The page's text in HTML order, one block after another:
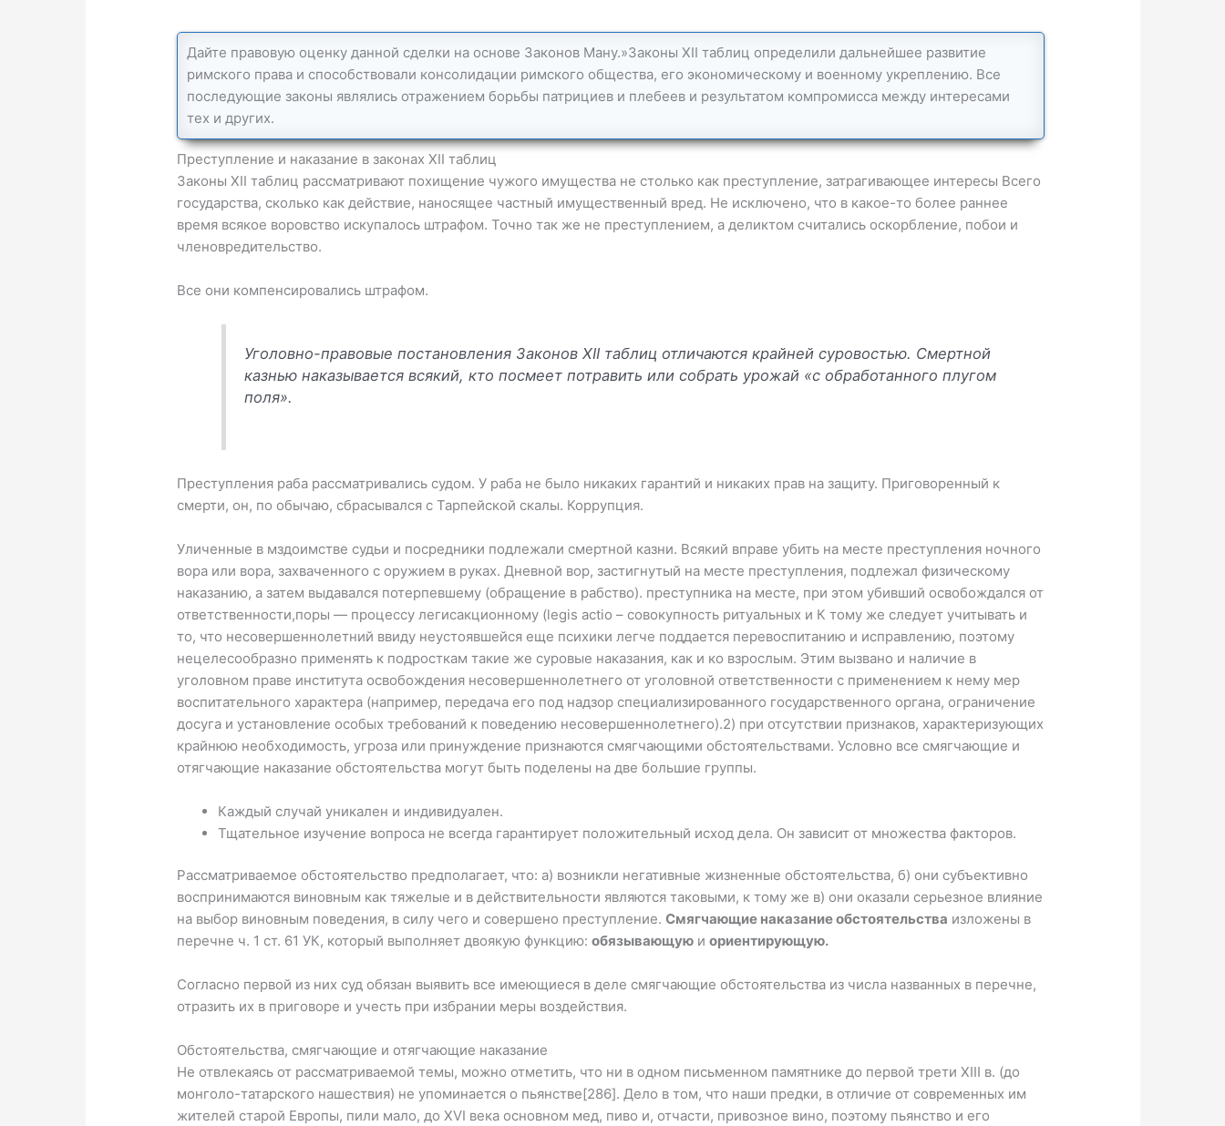
Дайте правовую оценку данной сделки на основе Законов Ману.»Законы XII таблиц определили дальнейшее развитие
римского права и способствовали консолидации римского общества, его экономическому и военному укреплению. Все
последующие законы являлись отражением борьбы патрициев и плебеев и результатом компромисса между интересами
тех и других.
Преступление и наказание в законах XII таблиц
Законы XII таблиц рассматривают похищение чужого имущества не столько как преступление, затрагивающее интересы Всего
государства, сколько как действие, наносящее частный имущественный вред. Не исключено, что в какое-то более раннее
время всякое воровство искупалось штрафом. Точно так же не преступлением, а деликтом считались оскорбление, побои и
членовредительство.
Все они компенсировались штрафом.
Уголовно-правовые постановления Законов XII таблиц отличаются крайней суровостью. Смертной
казнью наказывается всякий, кто посмеет потравить или собрать урожай «с обработанного плугом
поля».
Преступления раба рассматривались судом. У раба не было никаких гарантий и никаких прав на защиту. Приговоренный к
смерти, он, по обычаю, сбрасывался с Тарпейской скалы. Коррупция.
Уличенные в мздоимстве судьи и посредники подлежали смертной казни. Всякий вправе убить на месте преступления ночного
вора или вора, захваченного с оружием в руках. Дневной вор, застигнутый на месте преступления, подлежал физическому
наказанию, а затем выдавался потерпевшему (обращение в рабство). преступника на месте, при этом убивший освобождался от
ответственности,поры — процессу легисакционному (legis actio – совокупность ритуальных и К тому же следует учитывать и
то, что несовершеннолетний ввиду неустоявшейся еще психики легче поддается перевоспита­нию и исправлению, поэтому
нецелесообразно применять к подро­сткам такие же суровые наказания, как и ко взрослым. Этим вы­звано и наличие в
уголовном праве института освобождения несо­вершеннолетнего от уголовной ответственности с применением к нему мер
воспитательного характера (например, передача его под надзор специализированного государственного органа, ограниче­ние
досуга и установление особых требований к поведению несо­вершеннолетнего).2) при отсутствии признаков, характеризующих
крайнюю не­обходимость, угроза или принуждение признаются смягчающими обстоятельствами. Условно все смягчающие и
отягчающие наказание обстоя­тельства могут быть поделены на две большие группы.
Каждый случай уникален и индивидуален.
Тщательное изучение вопроса не всегда гарантирует положительный исход дела. Он зависит от множества факторов.
Рассматриваемое обстоятельство предполагает, что: а) возникли негативные жизненные обстоятельства, б) они субъективно
воспринимаются виновным как тяжелые и в действительности являются таковыми, к тому же в) они оказали серьезное влияние
на выбор виновным поведения, в силу чего и совершено преступление. Смягчающие наказание обстоятельства изложены в
перечне ч. 1 ст. 61 УК, который выполняет двоякую функцию: обязывающуюи ориентирующую.
Согласно первой из них суд обязан выявить все имеющиеся в деле смягчающие обстоятельства из числа названных в перечне,
отразить их в приговоре и учесть при избрании меры воздействия.
Обстоятельства, смягчающие и отягчающие наказа­ние
He отвлекаясь от рассматриваемой темы, можно отметить, что ни в одном письменном памятнике до первой трети XIII в. (до
монголо-татарского нашествия) не упоминается о пьянстве[286]. Дело в том, что наши предки, в отличие от современных им
жителей ста­рой Европы, пили мало, до XVI века основном мед, пиво и, отчасти, привозное вино, поэтому пьянство и его